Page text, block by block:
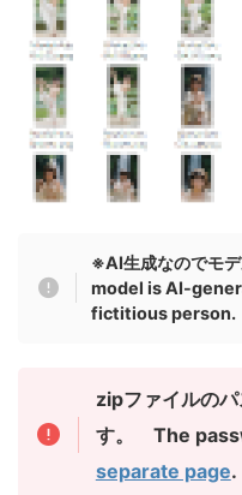
※AI生成なのでモデ
model is AI-
fictitious person.
zipファイルの
す。 The
separate page.